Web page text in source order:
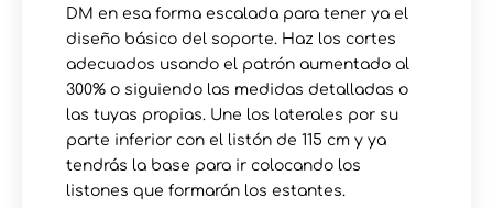
DM en esa forma escalada para tener ya el
diseño básico del soporte. Haz los cortes
adecuados usando el patrón aumentado al
300% o siguiendo las medidas detalladas o
las tuyas propias. Une los laterales por su
parte inferior con el listón de 115 cm y ya
tendrás la base para ir colocando los
listones que formarán los estantes.